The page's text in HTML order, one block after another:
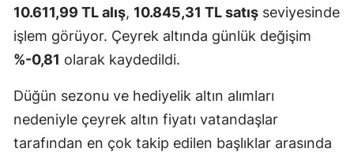
10.611,99 TL alış, 10.845,31 TL satış seviyesinde
işlem görüyor. Çeyrek altında günlük değişim
%-0,81 olarak kaydedildi.
Düğün sezonu ve hediyelik altın alımları
nedeniyle çeyrek altın fiyatı vatandaşlar
tarafından en çok takip edilen başlıklar arasında